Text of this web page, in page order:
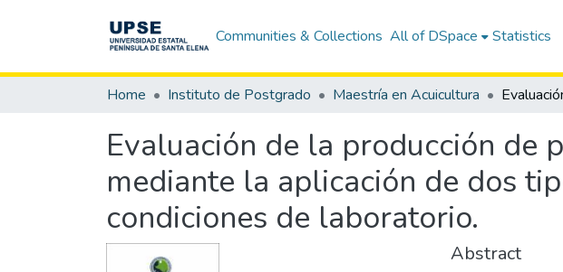
Communities & Collections All of DSpace Statistics
Home Instituto de Postgrado Maestría en Acuicultura
Evaluación de la producción de
mediante la aplicación de dos
condiciones de laboratorio.
Abstract